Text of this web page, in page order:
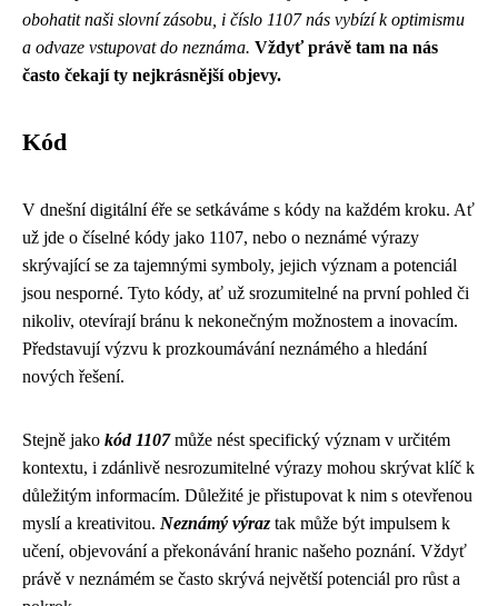
obohatit naši slovní zásobu, i číslo 1107 nás vybízí k optimismu
a odvaze vstupovat do neznáma. Vždyť právě tam na nás
často čekají ty nejkrásnější objevy.
Kód
V dnešní digitální éře se setkáváme s kódy na každém kroku. Ať
už jde o číselné kódy jako 1107, nebo o neznámé výrazy
skrývající se za tajemnými symboly, jejich význam a potenciál
jsou nesporné. Tyto kódy, ať už srozumitelné na první pohled či
nikoliv, otevírají bránu k nekonečným možnostem a inovacím.
Představují výzvu k prozkoumávání neznámého a hledání
nových řešení.
Stejně jako kód 1107může nést specifický význam v určitém
kontextu, i zdánlivě nesrozumitelné výrazy mohou skrývat klíč k
důležitým informacím. Důležité je přistupovat k nim s otevřenou
myslí a kreativitou. Neznámý výraz tak může být impulsem k
učení, objevování a překonávání hranic našeho poznání. Vždyť
právě v neznámém se často skrývá největší potenciál pro růst a